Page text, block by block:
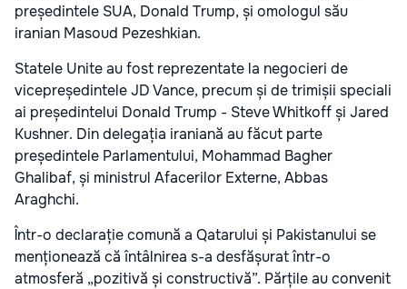
președintele SUA, Donald Trump, și omologul său
iranian Masoud Pezeshkian.
Statele Unite au fost reprezentate la negocieri de
vicepreședintele JD Vance, precum și de trimișii speciali
ai președintelui Donald Trump - Steve Whitkoff și Jared
Kushner. Din delegația iraniană au făcut parte
președintele Parlamentului, Mohammad Bagher
Ghalibaf, și ministrul Afacerilor Externe, Abbas
Araghchi.
Într-o declarație comună a Qatarului și Pakistanului se
menționează că întâlnirea s-a desfășurat într-o
atmosferă „pozitivă și constructivă”. Părțile au convenit